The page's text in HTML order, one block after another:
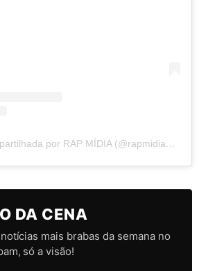
Uma publicação compartilhada por RAP MÍDIA (@rapmidiaoficial)
DA CENA
mais brabas da semana no
só a visão!